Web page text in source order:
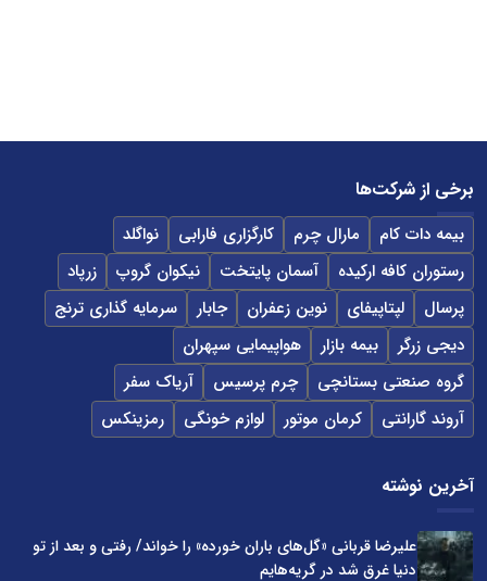
برخی از شرکت‌ها
بیمه دات کام مارال چرم کارگزاری فارابی
نواگلد
رستوران کافه ارکیده
آسمان پایتخت نیکوان گروپ
زرپاد
پرسال
لپتاپیفای نوین زعفران جابار
سرمایه گذاری ترنج
دیجی زرگر
بیمه بازار
هواپیمایی سپهران
گروه صنعتی بستانچی
چرم پرسیس
آریاک سفر
آروند گارانتی
کرمان موتور لوازم خونگی رمزینکس
آخرین نوشته
علیرضا قربانی «گل‌های باران خورده» را خواند/ رفتی و بعد از تو
دنیا غرق شد در گریه‌هایم